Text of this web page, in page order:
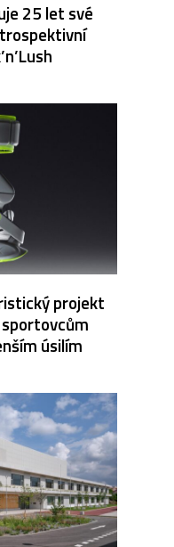
25 let své
projekt
úsilím